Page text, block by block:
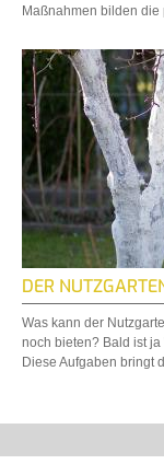
Maßnahmen bilden
DER
Was kann der
noch bieten? Bald ist ja
Diese Aufgaben bringt